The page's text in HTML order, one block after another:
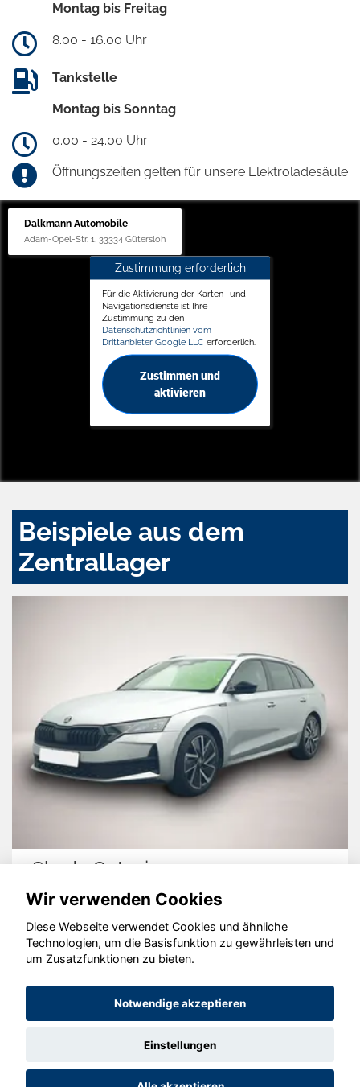
Montag bis Freitag
8.00 - 16.00 Uhr
Tankstelle
Montag bis Sonntag
0.00 - 24.00 Uhr
Öffnungszeiten gelten für unsere Elektroladesäule
Dalkmann Automobile
Adam-Opel-Str. 1, 33334 Gütersloh
Zustimmung erforderlich
Für die Aktivierung der Karten- und
Navigationsdienste ist Ihre
Zustimmung zu den
Datenschutzrichtlinien vom
Drittanbieter Google LLC erforderlich.
Zustimmen und
aktivieren
Beispiele aus dem
Zentrallager
Skoda Octavia
© konjunkturmotor.de GmbH 2020 - 2026
Wir verwenden Cookies
Diese Webseite verwendet Cookies und ähnliche
Technologien, um die Basisfunktion zu gewährleisten und
um Zusatzfunktionen zu bieten.
Notwendige akzeptieren
Einstellungen